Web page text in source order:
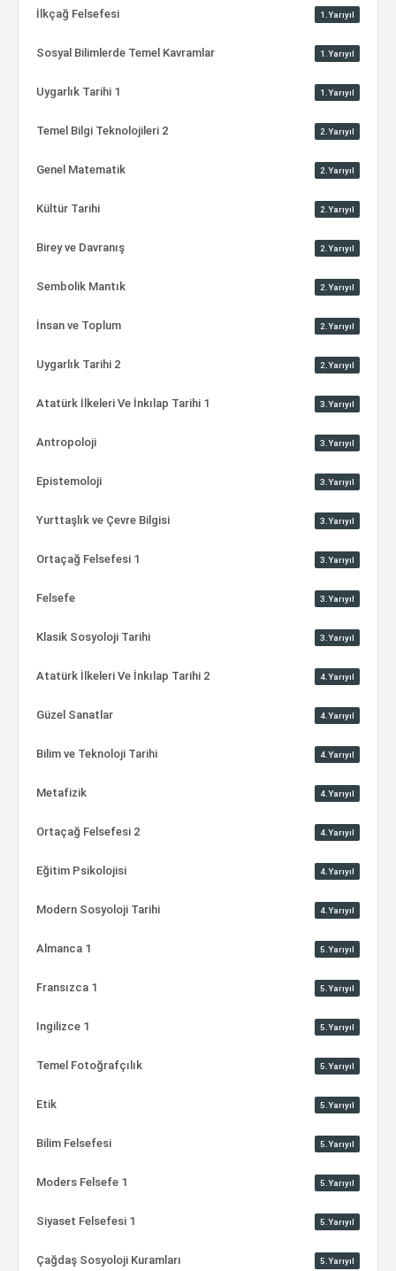
İlkçağ Felsefesi 1.Yarıyıl
Sosyal Bilimlerde Temel Kavramlar 1.Yarıyıl
Uygarlık Tarihi 1 1.Yarıyıl
Temel Bilgi Teknolojileri 2 2.Yarıyıl
Genel Matematik 2.Yarıyıl
Kültür Tarihi 2.Yarıyıl
Birey ve Davranış 2.Yarıyıl
Sembolik Mantık 2.Yarıyıl
İnsan ve Toplum 2.Yarıyıl
Uygarlık Tarihi 2 2.Yarıyıl
Atatürk İlkeleri Ve İnkılap Tarihi 1 3.Yarıyıl
Antropoloji 3.Yarıyıl
Epistemoloji 3.Yarıyıl
Yurttaşlık ve Çevre Bilgisi 3.Yarıyıl
Ortaçağ Felsefesi 1 3.Yarıyıl
Felsefe 3.Yarıyıl
Klasik Sosyoloji Tarihi 3.Yarıyıl
Atatürk İlkeleri Ve İnkılap Tarihi 2 4.Yarıyıl
Güzel Sanatlar 4.Yarıyıl
Bilim ve Teknoloji Tarihi 4.Yarıyıl
Metafizik 4.Yarıyıl
Ortaçağ Felsefesi 2 4.Yarıyıl
Eğitim Psikolojisi 4.Yarıyıl
Modern Sosyoloji Tarihi 4.Yarıyıl
Almanca 1 5.Yarıyıl
Fransızca 1 5.Yarıyıl
Ingilizce 1 5.Yarıyıl
Temel Fotoğrafçılık 5.Yarıyıl
Etik 5.Yarıyıl
Bilim Felsefesi 5.Yarıyıl
Moders Felsefe 1 5.Yarıyıl
Siyaset Felsefesi 1 5.Yarıyıl
Çağdaş Sosyoloji Kuramları 5.Yarıyıl